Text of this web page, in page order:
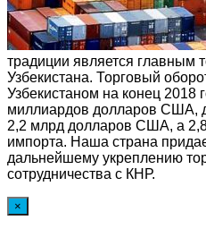
традиции является главным
Узбекистана. Торговый
Узбекистаном на конец 2018
миллиардов долларов США,
2,2 млрд долларов США, а
импорта. Наша страна
дальнейшему укреплению
сотрудничества с КНР.
×